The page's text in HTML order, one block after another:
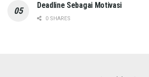
Deadline Sebagai Motivasi
0 SHARES